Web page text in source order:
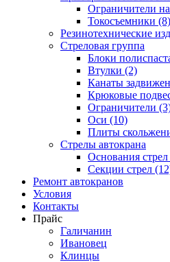
Ограничители
Токосъемники (8)
Резинотехнические
Стреловая группа
Блоки
Втулки (2)
Канаты
Крюковые
Ограничители
Оси (10)
Плиты
Стрелы автокрана
Основания
Секции стрел
Ремонт автокранов
Условия
Контакты
Прайс
Галичанин
Ивановец
Клинцы